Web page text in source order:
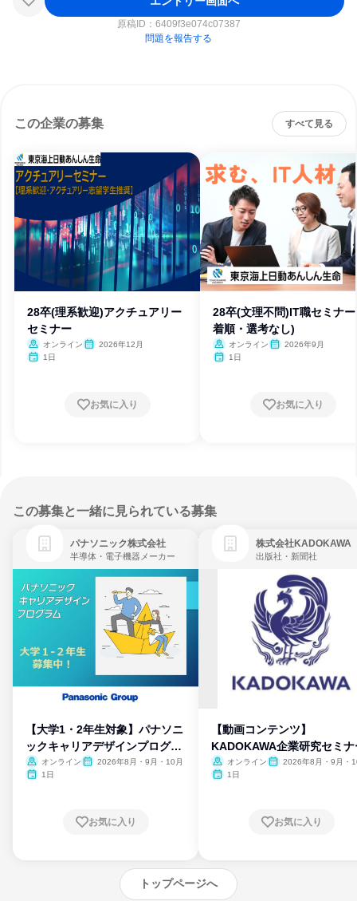
原稿ID： 6409f3e074c07387
問題を報告する
この企業の募集 すべて見る
28卒(理系歓迎)アクチュアリー
セミナー
オンライン
2026年12月
1日
お気に入り
28卒(文理不問)IT職セミナ
着順・選考なし)
オンライン
2026年9月
1日
お気に入り
この募集と一緒に見られている募集
パナソニック株式会社
半導体・電子機器メーカー
【大学1・2年生対象】パナソニ
ックキャリアデザインプログラ
ム
オンライン
2026年8月・9月・10月
1日
お気に入り
株式会社KADOKAWA
出版社・新聞社
【動画コンテンツ】
KADOKAWA企業研究セミナ
オンライン
2026年8月・9月・
1日
お気に入り
トップページへ